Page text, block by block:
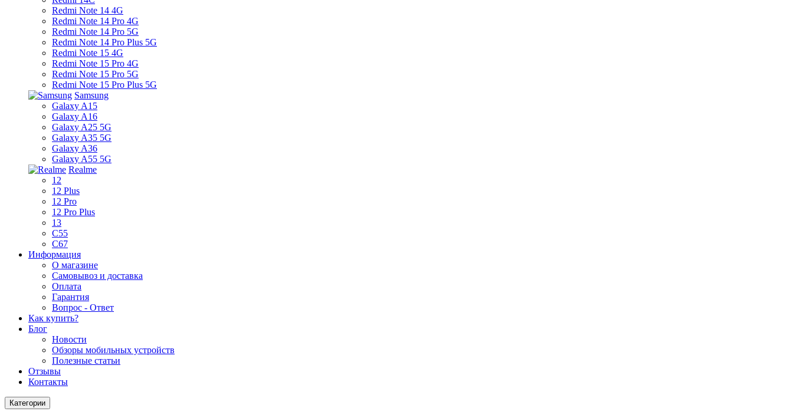
Redmi Note 14 4G
Redmi Note 14 Pro 4G
Redmi Note 14 Pro 5G
Redmi Note 14 Pro Plus 5G
Redmi Note 15 4G
Redmi Note 15 Pro 4G
Redmi Note 15 Pro 5G
Redmi Note 15 Pro Plus 5G
Samsung
Galaxy A15
Galaxy A16
Galaxy A25 5G
Galaxy A35 5G
Galaxy A36
Galaxy A55 5G
Realme
12
12 Plus
12 Pro
12 Pro Plus
13
C55
C67
Информация
О магазине
Самовывоз и доставка
Оплата
Гарантия
Вопрос - Ответ
Как купить?
Блог
Новости
Обзоры мобильных устройств
Полезные статьи
Отзывы
Контакты
Категории